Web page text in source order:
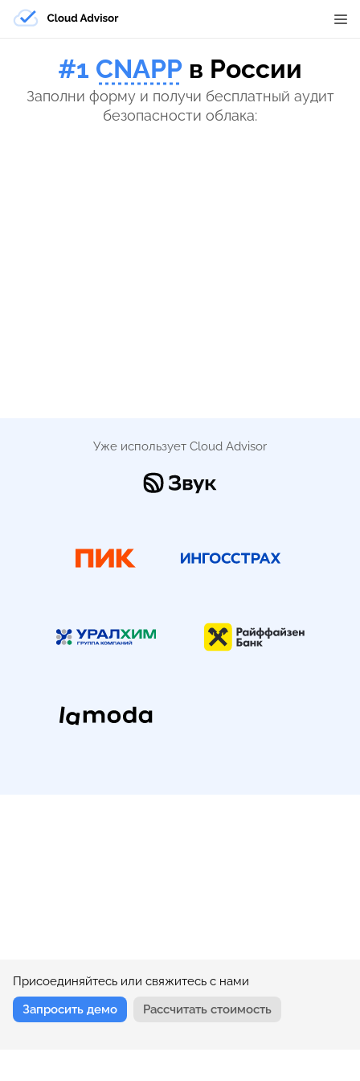
#1 CNAPP в России
Заполни форму и получи бесплатный аудит
безопасности облака:
Уже использует Cloud Advisor
Присоединяйтесь или свяжитесь с нами
Запросить демо
Рассчитать стоимость